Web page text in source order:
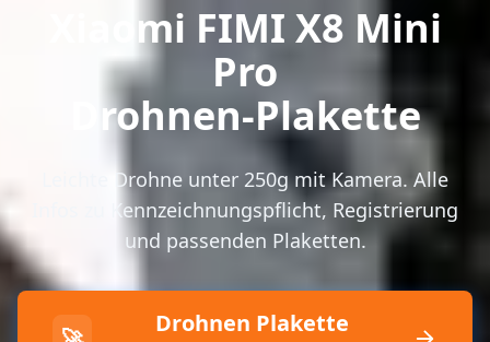
Xiaomi FIMI X8 Mini
Pro
Drohnen-Plakette
Leichte Drohne unter 250g mit Kamera. Alle
Infos zu Kennzeichnungspflicht, Registrierung
und passenden Plaketten.
🚀
Drohnen Plakette